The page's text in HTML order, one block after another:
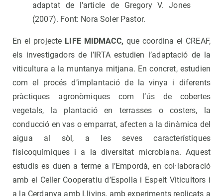
adaptat de l'article de Gregory V. Jones
(2007). Font: Nora Soler Pastor.
En el projecte LIFE MIDMACC, que coordina el CREAF,
els investigadors de l’IRTA estudien l’adaptació de la
viticultura a la muntanya mitjana. En concret, estudien
com el procés d’implantació de la vinya i diferents
pràctiques agronòmiques com l’ús de cobertes
vegetals, la plantació en terrasses o costers, la
conducció en vas o emparrat, afecten a la dinàmica del
aigua al sòl, a les seves característiques
fisicoquímiques i a la diversitat microbiana. Aquest
estudis es duen a terme a l’Empordà, en col·laboració
amb el Celler Cooperatiu d’Espolla i Espelt Viticultors i
a la Cerdanya amb Llivins, amb experiments replicats a